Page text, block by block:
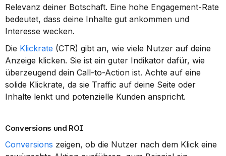
Relevanz deiner Botschaft. Eine hohe Engagement-Rate
bedeutet, dass deine Inhalte gut ankommen und
Interesse wecken.
Die Klickrate (CTR) gibt an, wie viele Nutzer auf deine
Anzeige klicken. Sie ist ein guter Indikator dafür, wie
überzeugend dein Call-to-Action ist. Achte auf eine
solide Klickrate, da sie Traffic auf deine Seite oder
Inhalte lenkt und potenzielle Kunden anspricht.
Conversions und ROI
Conversions zeigen, ob die Nutzer nach dem Klick eine